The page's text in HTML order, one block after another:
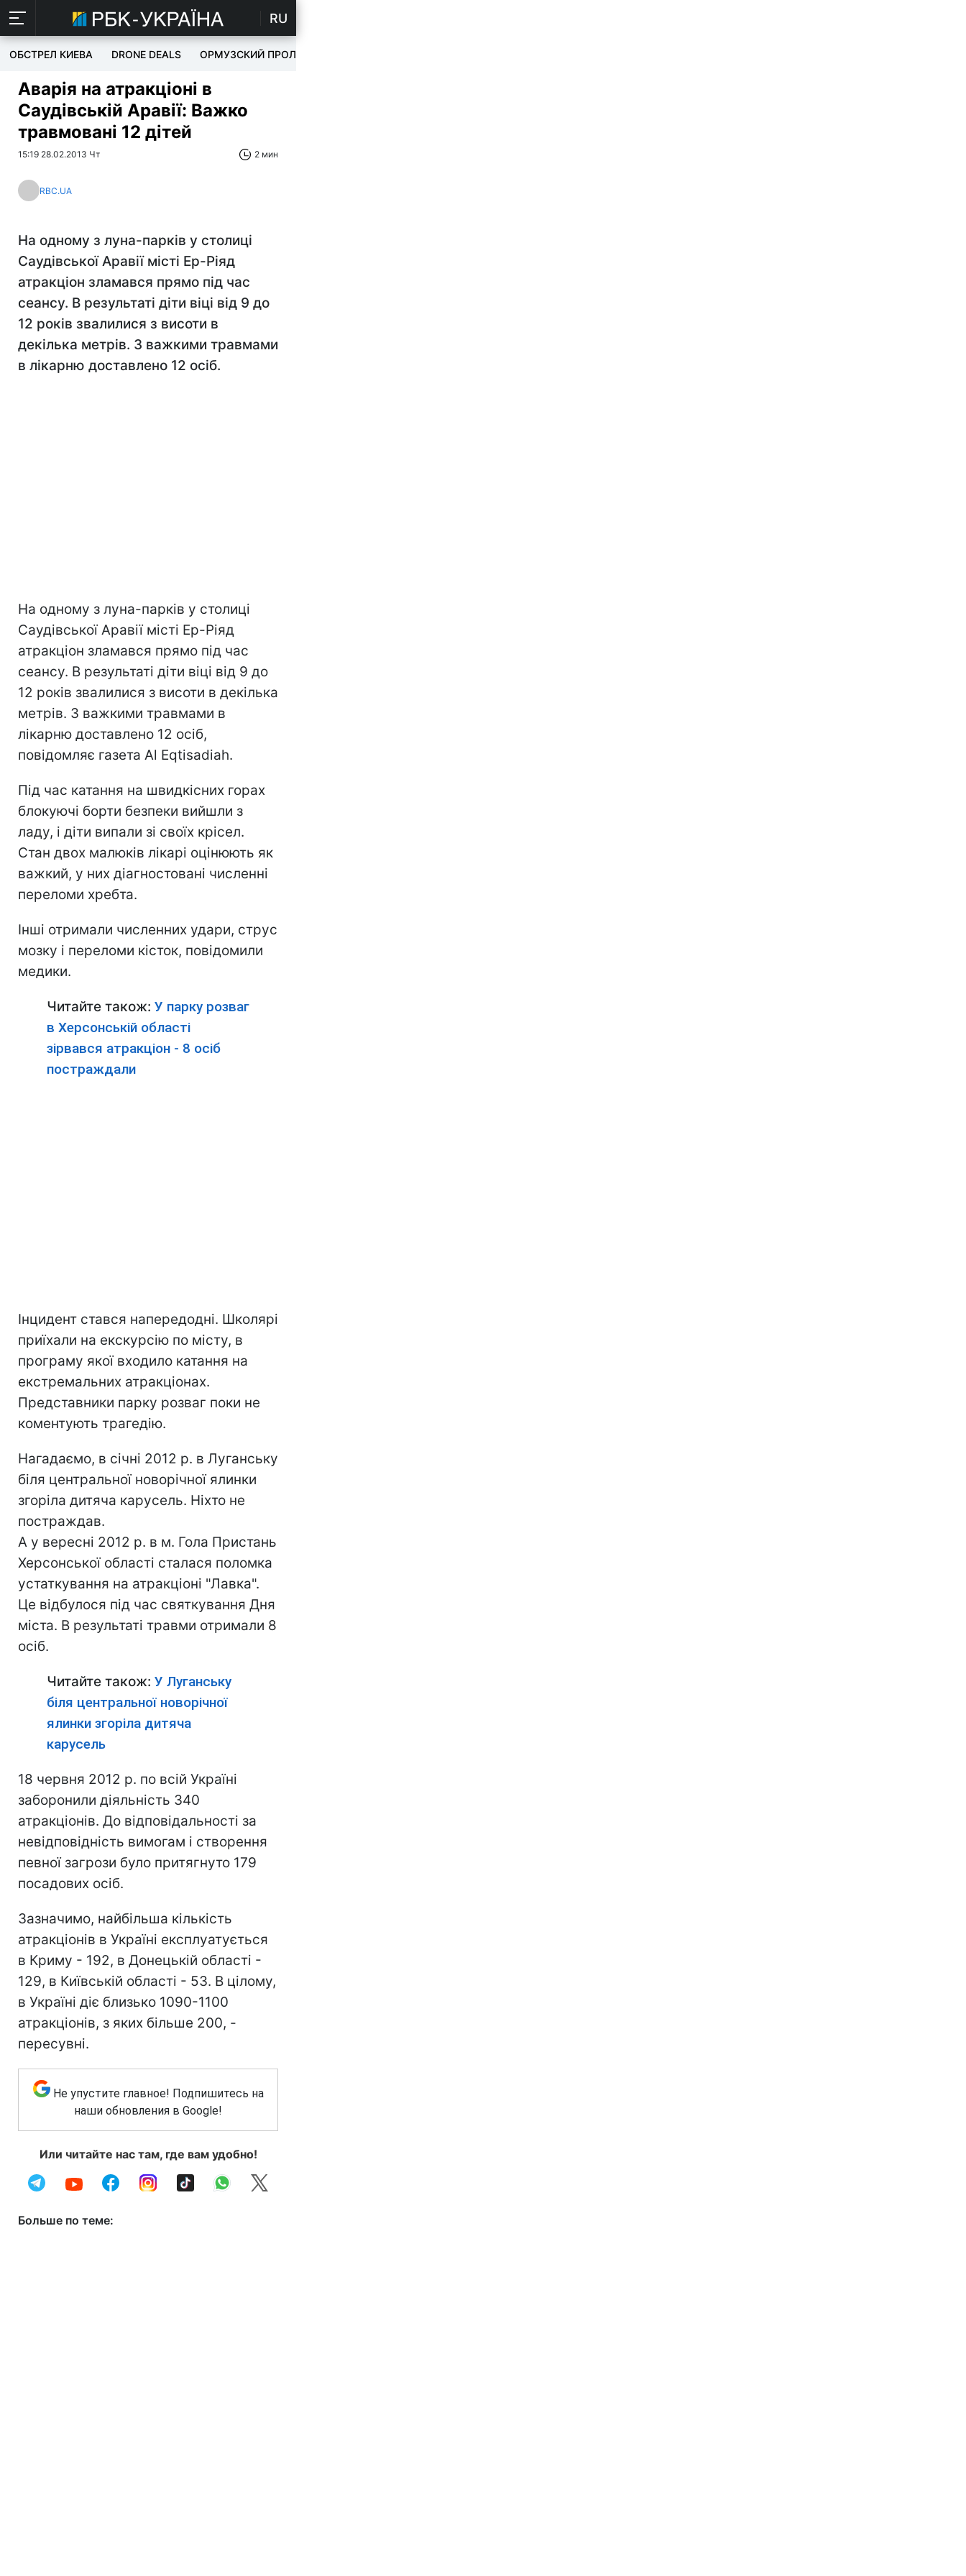
RU
ОБСТРЕЛ КИЕВА DRONE DEALS ОРМУЗСКИЙ ПРОЛИВ
Аварія на атракціоні в
Саудівській Аравії: Важко
травмовані 12 дітей
15:19 28.02.2013 Чт 2 мин
RBC.UA
На одному з луна-парків у столиці
Саудівської Аравії місті Ер-Ріяд
атракціон зламався прямо під час
сеансу. В результаті діти віці від 9 до
12 років звалилися з висоти в
декілька метрів. З важкими травмами
в лікарню доставлено 12 осіб.
На одному з луна-парків у столиці
Саудівської Аравії місті Ер-Ріяд
атракціон зламався прямо під час
сеансу. В результаті діти віці від 9 до
12 років звалилися з висоти в декілька
метрів. З важкими травмами в
лікарню доставлено 12 осіб,
повідомляє газета Al Eqtisadiah.
Під час катання на швидкісних горах
блокуючі борти безпеки вийшли з
ладу, і діти випали зі своїх крісел.
Стан двох малюків лікарі оцінюють як
важкий, у них діагностовані численні
переломи хребта.
Інші отримали численних удари, струс
мозку і переломи кісток, повідомили
медики.
Читайте також: У парку розваг
в Херсонській області
зірвався атракціон - 8 осіб
постраждали
Інцидент стався напередодні. Школярі
приїхали на екскурсію по місту, в
програму якої входило катання на
екстремальних атракціонах.
Представники парку розваг поки не
коментують трагедію.
Нагадаємо, в січні 2012 р. в Луганську
біля центральної новорічної ялинки
згоріла дитяча карусель. Ніхто не
постраждав.
А у вересні 2012 р. в м. Гола Пристань
Херсонської області сталася поломка
устаткування на атракціоні "Лавка".
Це відбулося під час святкування Дня
міста. В результаті травми отримали 8
осіб.
Читайте також: У Луганську
біля центральної новорічної
ялинки згоріла дитяча
карусель
18 червня 2012 р. по всій Україні
заборонили діяльність 340
атракціонів. До відповідальності за
невідповідність вимогам і створення
певної загрози було притягнуто 179
посадових осіб.
Зазначимо, найбільша кількість
атракціонів в Україні експлуатується
в Криму - 192, в Донецькій області -
129, в Київській області - 53. В цілому,
в Україні діє близько 1090-1100
атракціонів, з яких більше 200, -
пересувні.
Не упустите главное! Подпишитесь на
наши обновления в Google!
Или читайте нас там, где вам удобно!
Больше по теме: